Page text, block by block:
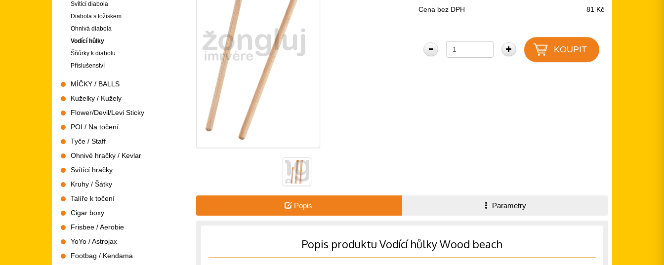
Cena bez DPH 81 Kč
Popis Parametry
Popis produktu Vodící hůlky Wood beach
Svítící diabola
Diabola s ložiskem
Ohnivá diabola
Vodící hůlky
Šňůrky k diabolu
Příslušenství
MÍČKY / BALLS
Kuželky / Kužely
Flower/Devil/Levi Sticky
POI / Na točení
Tyče / Staff
Ohnivé hračky / Kevlar
Svítící hračky
Kruhy / Šátky
Talíře k točení
Cigar boxy
Frisbee / Aerobie
YoYo / Astrojax
Footbag / Kendama